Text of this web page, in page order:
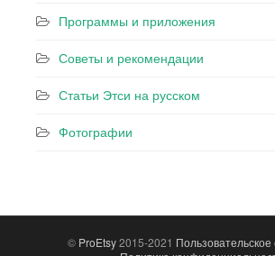
Программы и приложения
Советы и рекомендации
Статьи Этси на русском
Фотографии
© ProEtsy2015-2021